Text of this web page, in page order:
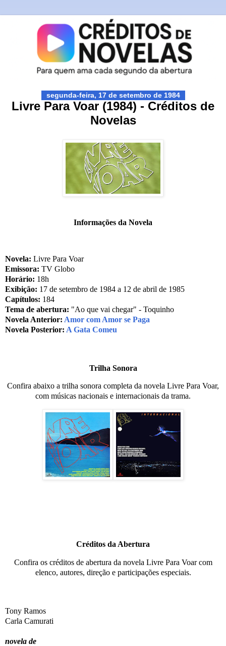
segunda-feira, 17 de setembro de 1984
Livre Para Voar (1984) - Créditos de
Novelas
Informações da Novela
Novela: Livre Para Voar
Emissora: TV Globo
Horário: 18h
Exibição: 17 de setembro de 1984 a 12 de abril de 1985
Capítulos: 184
Tema de abertura: "Ao que vai chegar" - Toquinho
Novela Anterior: Amor com Amor se Paga
Novela Posterior: A Gata Comeu
Trilha Sonora
Confira abaixo a trilha sonora completa da novela Livre Para Voar,
com músicas nacionais e internacionais da trama.
Créditos da Abertura
Confira os créditos de abertura da novela Livre Para Voar com
elenco, autores, direção e participações especiais.
Tony Ramos
Carla Camurati
novela de